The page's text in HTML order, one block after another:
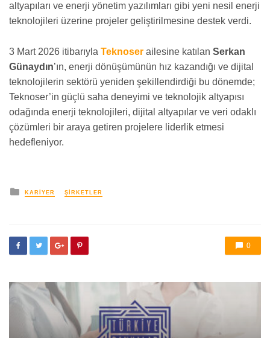
altyapıları ve enerji yönetim yazılımları gibi yeni nesil enerji
teknolojileri üzerine projeler geliştirilmesine destek verdi.
3 Mart 2026 itibarıyla Teknoser ailesine katılan Serkan
Günaydın’ın, enerji dönüşümünün hız kazandığı ve dijital
teknolojilerin sektörü yeniden şekillendirdiği bu dönemde;
Teknoser’in güçlü saha deneyimi ve teknolojik altyapısı
odağında enerji teknolojileri, dijital altyapılar ve veri odaklı
çözümleri bir araya getiren projelere liderlik etmesi
hedefleniyor.
yayınlanan
KARIYER ŞIRKETLER
0